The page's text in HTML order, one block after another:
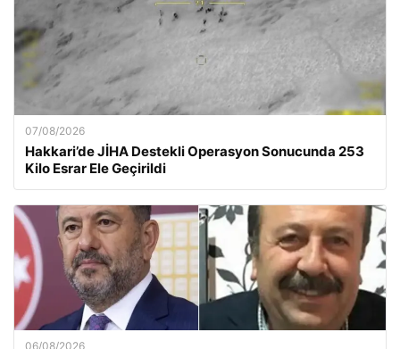
07/08/2026
Hakkari’de JİHA Destekli Operasyon Sonucunda 253
Kilo Esrar Ele Geçirildi
06/08/2026